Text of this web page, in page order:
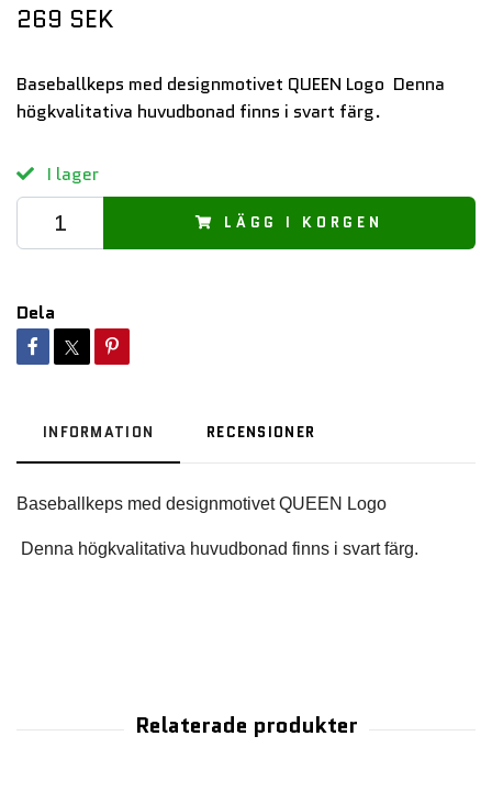
269 SEK
Baseballkeps med designmotivet QUEEN Logo Denna
högkvalitativa huvudbonad finns i svart färg.
I lager
LÄGG I KORGEN
Dela
INFORMATION RECENSIONER
Denna högkvalitativa huvudbonad finns i svart färg.